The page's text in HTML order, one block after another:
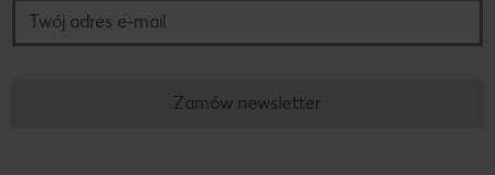
Zamów newsletter